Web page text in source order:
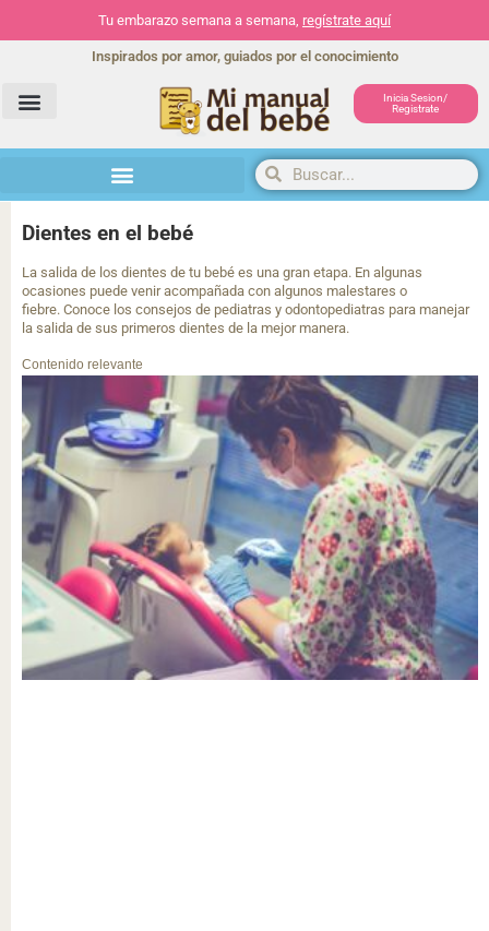
Tu embarazo semana a semana, regístrate aquí
Inspirados por amor, guiados por el conocimiento
Inicia Sesion/
Registrate
Dientes en el bebé
La salida de los dientes de tu bebé es una gran etapa. En algunas
ocasiones puede venir acompañada con algunos malestares o
fiebre. Conoce los consejos de pediatras y odontopediatras para manejar
la salida de sus primeros dientes de la mejor manera.
Contenido relevante